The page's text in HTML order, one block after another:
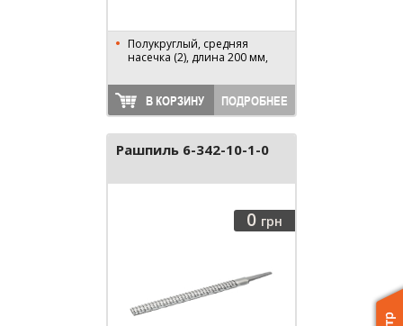
Полукруглый, средняя
насечка (2), длина 200 мм,
В КОРЗИНУ ПОДРОБНЕЕ
Рашпиль 6-342-10-1-0
0 грн